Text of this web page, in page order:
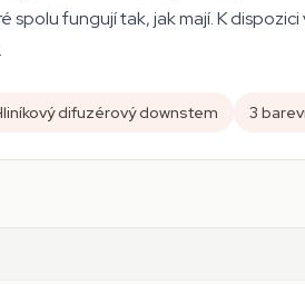
fungují tak, jak mají. K
difuzérový downstem 3